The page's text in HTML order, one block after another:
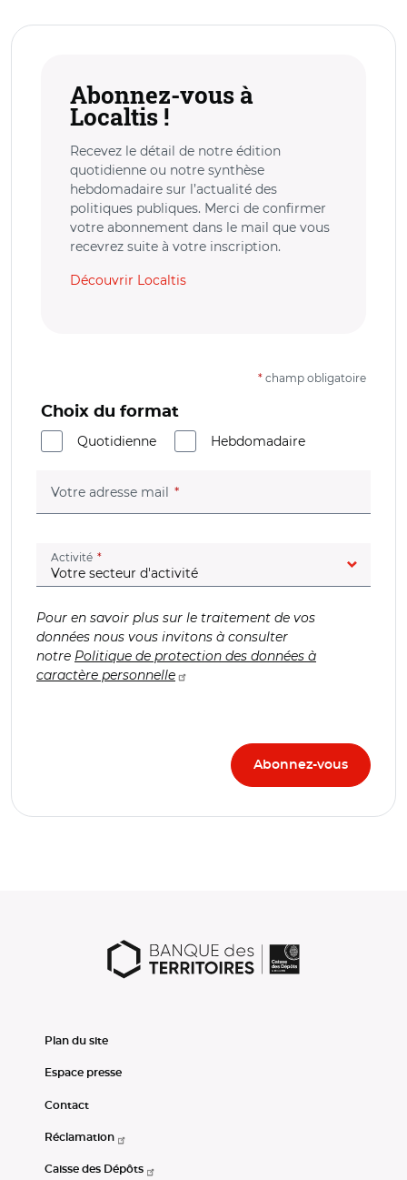
Abonnez-vous à
Localtis !
Recevez le détail de notre édition
quotidienne ou notre synthèse
hebdomadaire sur l’actualité des
politiques publiques. Merci de confirmer
votre abonnement dans le mail que vous
recevrez suite à votre inscription.
Découvrir Localtis
* champ obligatoire
Choix du format
Quotidienne
Hebdomadaire
Votre adresse mail (champ obligatoire)
Activité (champ obligatoire)
Pour en savoir plus sur le traitement de vos
données nous vous invitons à consulter
notre Politique de protection des données à
caractère personnelle
Plan du site
Espace presse
Contact
Réclamation
Caisse des Dépôts